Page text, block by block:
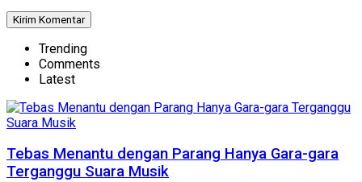
Trending
Comments
Latest
Tebas Menantu dengan Parang Hanya Gara-gara
Terganggu Suara Musik